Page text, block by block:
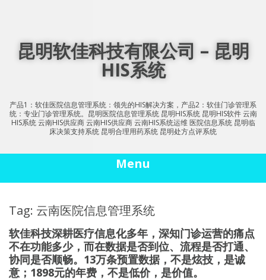
昆明软佳科技有限公司 – 昆明
HIS系统
产品1：软佳医院信息管理系统：领先的HIS解决方案，产品2：软佳门诊管理系
统：专业门诊管理系统。昆明医院信息管理系统 昆明HIS系统 昆明HIS软件 云南
HIS系统 云南HIS供应商 云南HIS供应商 云南HIS系统运维 医院信息系统 昆明临
床决策支持系统 昆明合理用药系统 昆明处方点评系统
Menu
Tag: 云南医院信息管理系统
软佳科技深耕医疗信息化多年，深知门诊运营的痛点
不在功能多少，而在数据是否到位、流程是否打通、
协同是否顺畅。13万条预置数据，不是炫技，是诚
意；1898元的年费，不是低价，是价值。